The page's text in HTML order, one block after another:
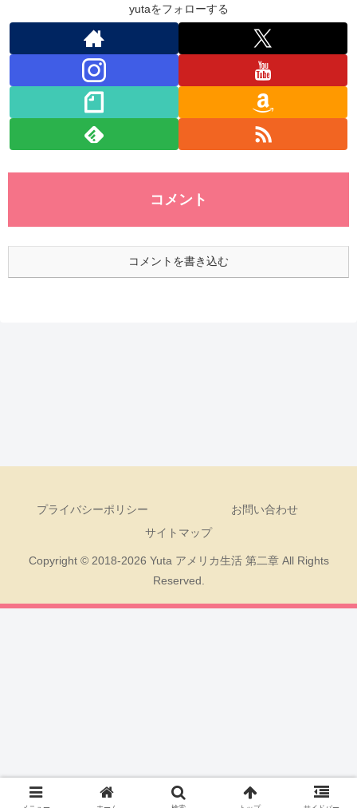
yutaをフォローする
コメント
コメントを書き込む
プライバシーポリシー
お問い合わせ
サイトマップ
Copyright © 2018-2026 Yuta アメリカ生活 第二章 All Rights
Reserved.